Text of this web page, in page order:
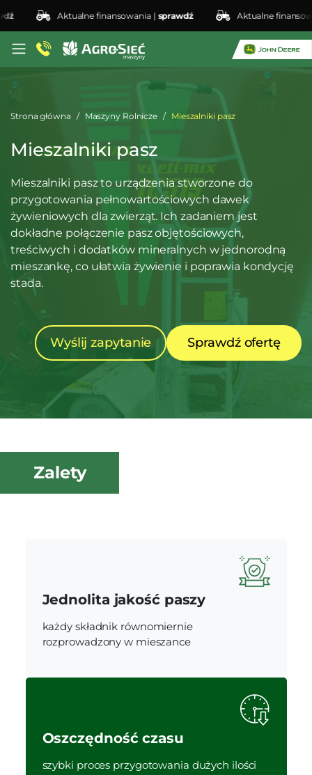
Aktualne finansowania |sprawdź Aktualne
Strona główna Maszyny Rolnicze Mieszalniki pasz
Mieszalniki pasz
Mieszalniki pasz to urządzenia stworzone do
przygotowania pełnowartościowych dawek
żywieniowych dla zwierząt. Ich zadaniem jest
dokładne połączenie pasz objętościowych,
treściwych i dodatków mineralnych w jednorodną
mieszankę, co ułatwia żywienie i poprawia kondycję
stada.
Wyślij zapytanie Sprawdź ofertę
Zalety
Jednolita jakość paszy
każdy składnik równomiernie
rozprowadzony w mieszance
Oszczędność czasu
szybki proces przygotowania dużych ilości